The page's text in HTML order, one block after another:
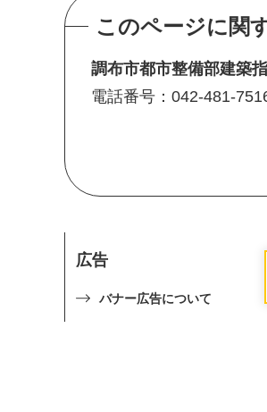
このページに関
調布市都市整備部建築
電話番号：042-481-
広告
バナー広告について